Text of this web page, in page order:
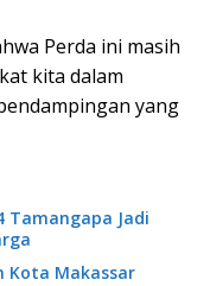
Perda ini masih
kita dalam
yang
Tamangapa Jadi
Kota Makassar